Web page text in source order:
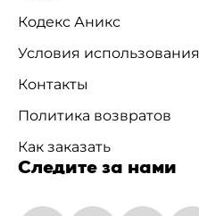
Кодекс Аникс
Условия использования
Контакты
Политика возвратов
Как заказать
Следите за нами